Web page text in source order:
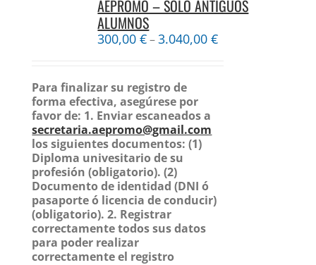
AEPROMO – SÓLO ANTIGUOS
ALUMNOS
300,00€–3.040,00€
Para finalizar su registro de
forma efectiva, asegúrese por
favor de: 1. Enviar escaneados a
secretaria.aepromo@gmail.com
los siguientes documentos:(1)
Diploma univesitario de su
profesión (obligatorio).(2)
Documento de identidad (DNI ó
pasaporte ó licencia de conducir)
(obligatorio). 2. Registrar
correctamente todos sus datos
para poder realizar
correctamente el registro